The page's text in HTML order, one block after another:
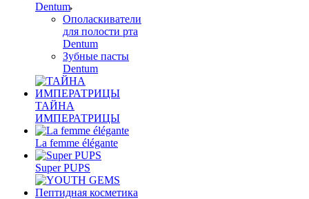
Dentum
Ополаскиватели
для полости рта
Dentum
Зубные пасты
Dentum
ТАЙНА
ИМПЕРАТРИЦЫ
La femme élégante
Super PUPS